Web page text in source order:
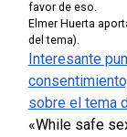
favor de eso.
Elmer Huerta
del tema).
Interesante
sobre el tema
«While safe